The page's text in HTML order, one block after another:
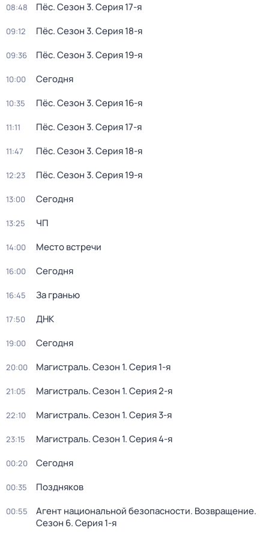
08:48 Пёс. Сезон 3. Серия 17-я
09:12 Пёс. Сезон 3. Серия 18-я
09:36 Пёс. Сезон 3. Серия 19-я
10:00 Сегодня
10:35 Пёс. Сезон 3. Серия 16-я
11:11 Пёс. Сезон 3. Серия 17-я
11:47 Пёс. Сезон 3. Серия 18-я
12:23 Пёс. Сезон 3. Серия 19-я
13:00 Сегодня
13:25 ЧП
14:00 Место встречи
16:00 Сегодня
16:45 За гранью
17:50 ДНК
19:00 Сегодня
20:00 Магистраль. Сезон 1. Серия 1-я
21:05 Магистраль. Сезон 1. Серия 2-я
22:10 Магистраль. Сезон 1. Серия 3-я
23:15 Магистраль. Сезон 1. Серия 4-я
00:20 Сегодня
00:35 Поздняков
00:55 Агент национальной безопасности. Возвращение.
Сезон 6. Серия 1-я